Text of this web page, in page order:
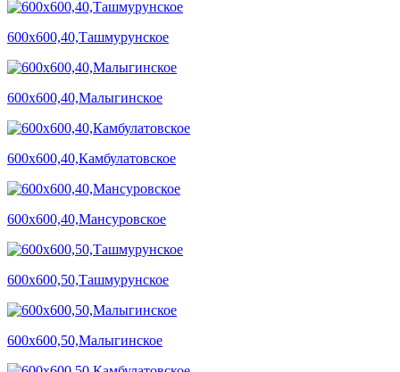
600х600,40,Ташмурунское
600х600,40,Малыгинское
600х600,40,Камбулатовское
600х600,40,Мансуровское
600х600,50,Ташмурунское
600х600,50,Малыгинское